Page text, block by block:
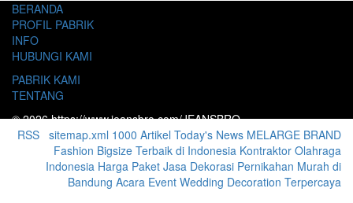
BERANDA
PROFIL PABRIK
INFO
HUBUNGI KAMI
PABRIK KAMI
TENTANG
© 2026 https://www.jeansbro.com/JEANSBRO
RSS sitemap.xml 1000 Artikel Today's News MELARGE BRAND
Fashion Bigsize Terbaik di Indonesia Kontraktor Olahraga
Indonesia Harga Paket Jasa Dekorasi Pernikahan Murah di
Bandung Acara Event Wedding Decoration Terpercaya